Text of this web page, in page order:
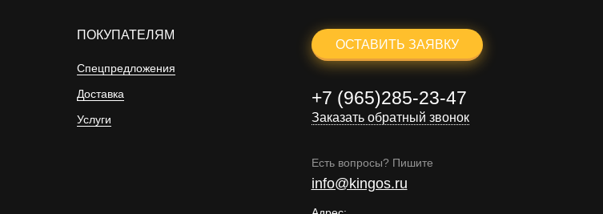
ПОКУПАТЕЛЯМ
Спецпредложения
Доставка
Услуги
ОСТАВИТЬ ЗАЯВКУ
+7 (965)285-23-47
Заказать обратный звонок
Есть вопросы? Пишите
info@kingos.ru